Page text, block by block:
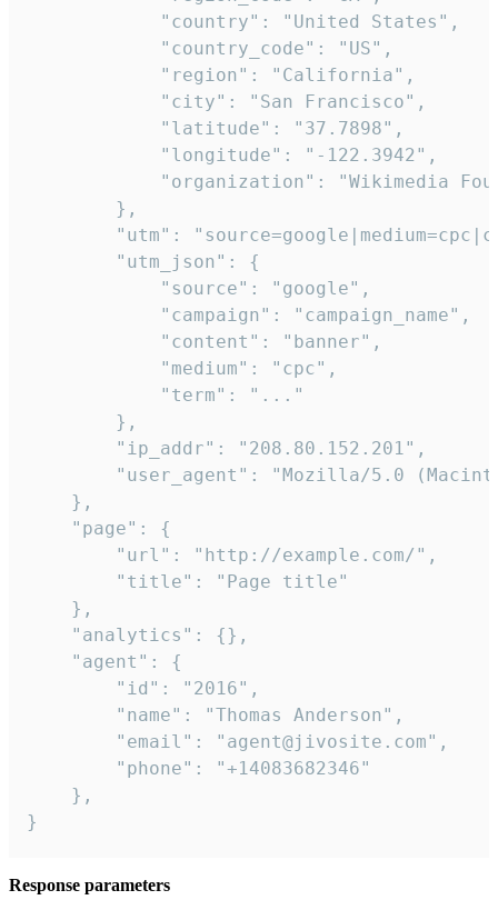
            "country": "United States",
            "country_code": "US",
            "region": "California",
            "city": "San Francisco",
            "latitude": "37.7898",
            "longitude": "-122.3942",
"organization": "Wikimedia
        },
"utm":
        "utm_json": {
            "source": "google",
            "campaign": "campaign_name",
            "content": "banner",
            "medium": "cpc",
            "term": "..."
        },
        "ip_addr": "208.80.152.201",
"user_agent": "Mozilla/5.0
    },
    "page": {
        "url": "http://example.com/",
        "title": "Page title"
    },
    "analytics": {},
    "agent": {
        "id": "2016",
        "name": "Thomas Anderson",
        "email": "agent@jivosite.com",
        "phone": "+14083682346"
    },
}
Response parameters